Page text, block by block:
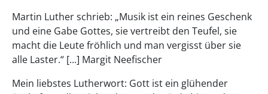
Martin Luther schrieb: „Musik ist ein reines Geschenk
und eine Gabe Gottes, sie vertreibt den Teufel, sie
macht die Leute fröhlich und man vergisst über sie
alle Laster.“ [...] Margit Neefischer
Mein liebstes Lutherwort: Gott ist ein glühender